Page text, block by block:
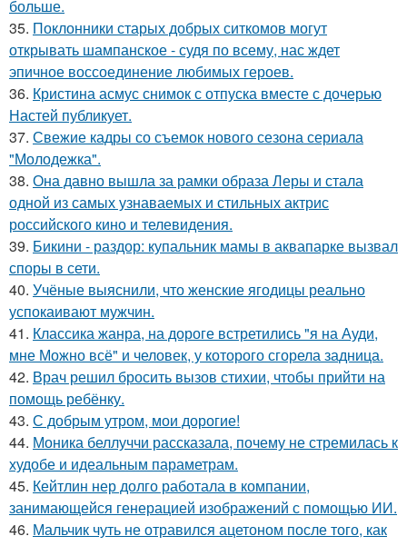
больше.
35. Поклонники старых добрых ситкомов могут
открывать шампанское - судя по всему, нас ждет
эпичное воссоединение любимых героев.
36. Кристина асмус снимок с отпуска вместе с дочерью
Настей публикует.
37. Свежие кадры со съемок нового сезона сериала
"Молодежка".
38. Она давно вышла за рамки образа Леры и стала
одной из самых узнаваемых и стильных актрис
российского кино и телевидения.
39. Бикини - раздор: купальник мамы в аквапарке вызвал
споры в сети.
40. Учёные выяснили, что женские ягодицы реально
успокаивают мужчин.
41. Классика жанра, на дороге встретились "я на Ауди,
мне Можно всё" и человек, у которого сгорела задница.
42. Врач решил бросить вызов стихии, чтобы прийти на
помощь ребёнку.
43. С добрым утром, мои дорогие!
44. Моника беллуччи рассказала, почему не стремилась к
худобе и идеальным параметрам.
45. Кейтлин нер долго работала в компании,
занимающейся генерацией изображений с помощью ИИ.
46. Мальчик чуть не отравился ацетоном после того, как